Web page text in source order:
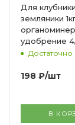
Для
земляники
удобрение
Фертика
Достаточно
198 ₽/шт
В